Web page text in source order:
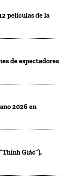
películas de la
de espectadores
2026 en
Giác”),